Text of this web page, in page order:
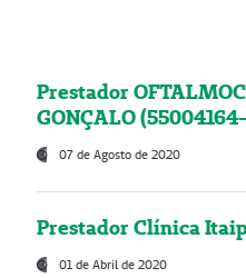
Prestador
GONÇALO
07 de Agosto de 2020
Prestador Clínica
01 de Abril de 2020